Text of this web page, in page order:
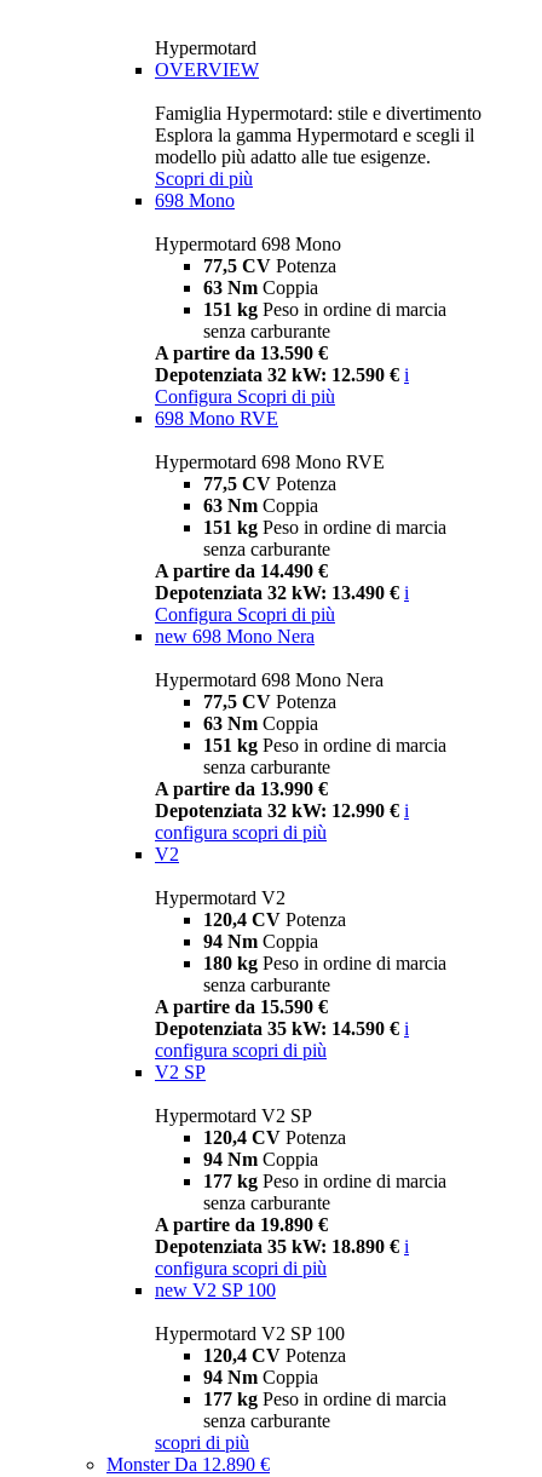
Hypermotard
OVERVIEW
Famiglia Hypermotard: stile e divertimento
Esplora la gamma Hypermotard e scegli il
modello più adatto alle tue esigenze.
Scopri di più
698 Mono
Hypermotard 698 Mono
77,5 CV Potenza
63 Nm Coppia
151 kg Peso in ordine di marcia
senza carburante
A partire da 13.590 €
Depotenziata 32 kW: 12.590 € i
Configura Scopri di più
698 Mono RVE
Hypermotard 698 Mono RVE
77,5 CV Potenza
63 Nm Coppia
151 kg Peso in ordine di marcia
senza carburante
A partire da 14.490 €
Depotenziata 32 kW: 13.490 € i
Configura Scopri di più
new 698 Mono Nera
Hypermotard 698 Mono Nera
77,5 CV Potenza
63 Nm Coppia
151 kg Peso in ordine di marcia
senza carburante
A partire da 13.990 €
Depotenziata 32 kW: 12.990 € i
configura scopri di più
V2
Hypermotard V2
120,4 CV Potenza
94 Nm Coppia
180 kg Peso in ordine di marcia
senza carburante
A partire da 15.590 €
Depotenziata 35 kW: 14.590 € i
configura scopri di più
V2 SP
Hypermotard V2 SP
120,4 CV Potenza
94 Nm Coppia
177 kg Peso in ordine di marcia
senza carburante
A partire da 19.890 €
Depotenziata 35 kW: 18.890 € i
configura scopri di più
new V2 SP 100
Hypermotard V2 SP 100
120,4 CV Potenza
94 Nm Coppia
177 kg Peso in ordine di marcia
senza carburante
scopri di più
MonsterDa 12.890 €